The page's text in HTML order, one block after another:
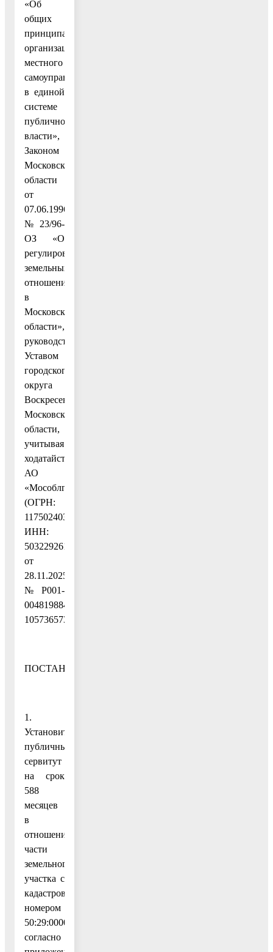
«Об
общих
принципах
организации
местного
самоуправления
в единой
системе
публичной
власти»,
Законом
Московской
области
от
07.06.1996
№ 23/96-
ОЗ «О
регулировании
земельных
отношений
в
Московской
области»,
руководствуясь
Уставом
городского
округа
Воскресенск
Московской
области,
учитывая
ходатайство
АО
«Мособлгаз»
(ОГРН:
1175024034734,
ИНН:
5032292612)
от
28.11.2025
№ P001-
0048198848-
105736573,
ПОСТАНОВЛЯЮ:
1.
Установить
публичный
сервитут
на срок
588
месяцев
в
отношении
части
земельного
участка с
кадастровым
номером
50:29:0000000:51399,
согласно